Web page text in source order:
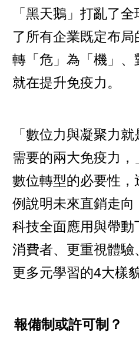
「黑天鵝」打亂了
了所有企業既定布
轉「危」為「機」、
就在提升免疫力。
「數位力與凝聚力
需要的兩大免疫力
數位轉型的必要性
例說明未來直銷走
科技全面應用與帶
消費者、更重視體驗
更多元學習的4大樣貌
報備制或許可制？